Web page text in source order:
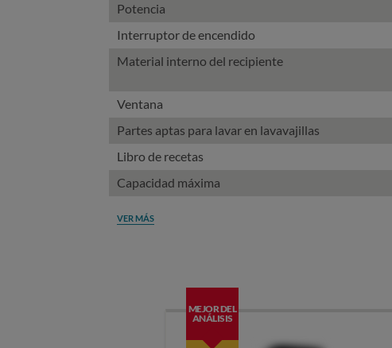
Potencia
Interruptor de encendido
Material interno del recipiente
Ventana
Partes aptas para lavar en lavavajillas
Libro de recetas
Capacidad máxima
VER MÁS
MEJOR DEL
ANÁLISIS